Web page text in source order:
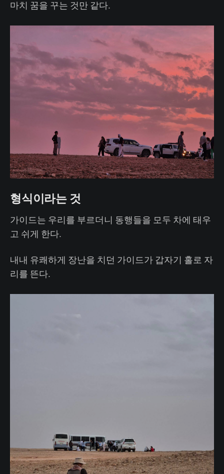
마치 꿈을 꾸는 것만 같다.
형식이라는 것
가이드는 우리를 부르더니 동행들을 모두 차에 태우
고 쉬게 한다.
내내 유쾌하게 장난을 치던 가이드가 갑자기 홀로 자
리를 뜬다.